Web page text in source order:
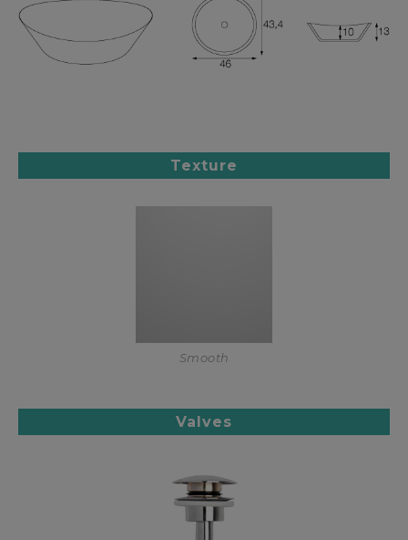
Texture
Smooth
Valves